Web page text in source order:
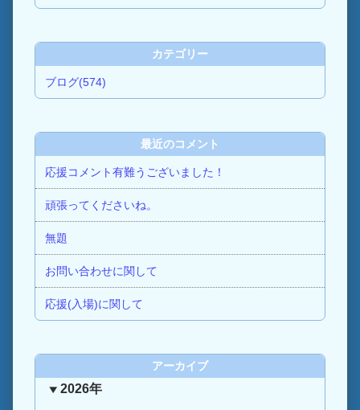
カテゴリー
ブログ(574)
最近のコメント
応援コメント有難うございました！
頑張ってくださいね。
無題
お問い合わせに関して
応援(入場)に関して
アーカイブ
2026年